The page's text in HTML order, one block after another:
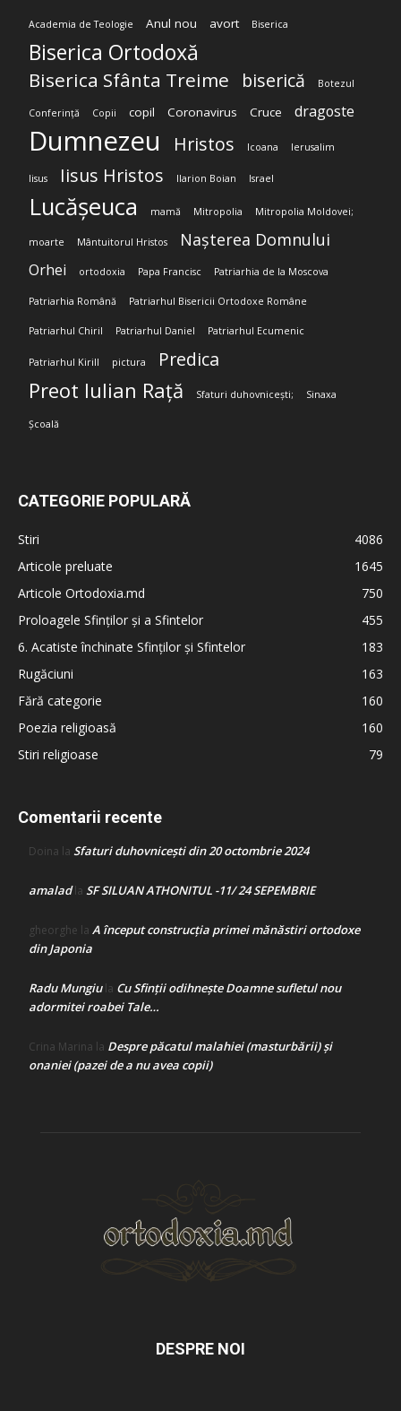
Academia de Teologie Anul nou avort Biserica
Biserica Ortodoxă
Biserica Sfânta Treime biserică Botezul
Conferință Copii copil Coronavirus Cruce dragoste
Dumnezeu Hristos Icoana Ierusalim
Iisus Iisus Hristos Ilarion Boian Israel
Lucășeuca mamă Mitropolia Mitropolia Moldovei;
moarte Mântuitorul Hristos Nașterea Domnului
Orhei ortodoxia Papa Francisc Patriarhia de la Moscova
Patriarhia Română Patriarhul Bisericii Ortodoxe Române
Patriarhul Chiril Patriarhul Daniel Patriarhul Ecumenic
Patriarhul Kirill pictura Predica
Preot Iulian Rață Sfaturi duhovnicești; Sinaxa
Școală
CATEGORIE POPULARĂ
Stiri
4086
Articole preluate
1645
Articole Ortodoxia.md
750
Proloagele Sfinților și a Sfintelor
455
6. Acatiste închinate Sfinților și Sfintelor
183
Rugăciuni
163
Fără categorie
160
Poezia religioasă
160
Stiri religioase
79
Comentarii recente
Doina la Sfaturi duhovnicești din 20 octombrie 2024
amaladla SF SILUAN ATHONITUL -11/ 24 SEPEMBRIE
gheorghe la A început construcţia primei mănăstiri ortodoxe
din Japonia
Radu Mungiula Cu Sfinții odihnește Doamne sufletul nou
adormitei roabei Tale…
Crina Marina la Despre păcatul malahiei (masturbării) şi
onaniei (pazei de a nu avea copii)
DESPRE NOI